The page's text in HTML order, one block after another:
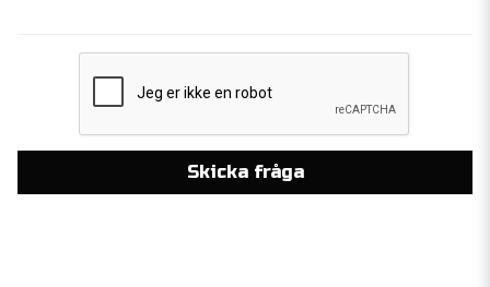
Skicka fråga